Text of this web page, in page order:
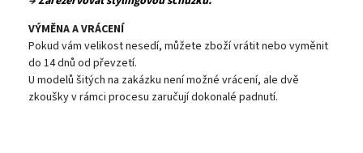
VÝMĚNA A VRÁCENÍ
Pokud vám velikost nesedí, můžete zboží vrátit nebo vyměnit
do 14 dnů od převzetí.
U modelů šitých na zakázku není možné vrácení, ale dvě
zkoušky v rámci procesu zaručují dokonalé padnutí.